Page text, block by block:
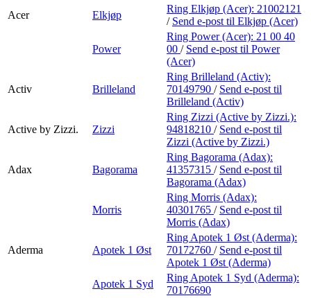
Acer
Elkjøp
Ring Elkjøp (Acer): 21002121
/ Send e-post til Elkjøp (Acer)
Power
Ring Power (Acer): 21 00 40
00 / Send e-post til Power
(Acer)
Activ Brilleland
Ring Brilleland (Activ):
70149790 / Send e-post til
Brilleland (Activ)
Active by Zizzi. Zizzi
Ring Zizzi (Active by Zizzi.):
94818210 / Send e-post til
Zizzi (Active by Zizzi.)
Adax Bagorama
Ring Bagorama (Adax):
41357315 / Send e-post til
Bagorama (Adax)
Morris
Ring Morris (Adax):
40301765 / Send e-post til
Morris (Adax)
Aderma Apotek 1 Øst
Ring Apotek 1 Øst (Aderma):
70172760 / Send e-post til
Apotek 1 Øst (Aderma)
Apotek 1 Syd
Ring Apotek 1 Syd (Aderma):
70176690